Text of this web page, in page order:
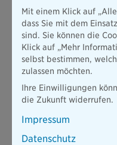
ihrer eigenen Kunden
kurzfristige Aktionen zur
diese meist zulasten der
sowohl für den Verzicht
Gesundheitsprüfungen
Berechnung der
kurzfristig im
Unternehmen bietet seit
agierender Anbieter, dem
Verlässlichkeit und
Mit einem Klick auf
dass Sie mit dem
sind. Sie können die
Klick auf „Mehr
selbst bestimmen,
zulassen möchten.
Ihre Einwilligungen
die Zukunft widerrufen.
Impressum
Datenschutz